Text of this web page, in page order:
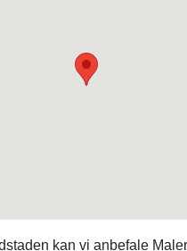
kan vi anbefale